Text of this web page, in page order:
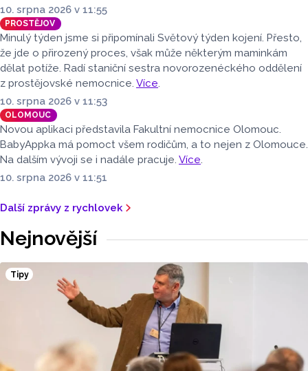
10. srpna 2026 v 11:55
PROSTĚJOV
Minulý týden jsme si připomínali Světový týden kojení. Přesto,
že jde o přirozený proces, však může některým maminkám
dělat potíže. Radí staniční sestra novorozenéckého oddělení
z prostějovské nemocnice. Více.
10. srpna 2026 v 11:53
OLOMOUC
Novou aplikaci představila Fakultní nemocnice Olomouc.
BabyAppka má pomoct všem rodičům, a to nejen z Olomouce.
Na dalším vývoji se i nadále pracuje. Více.
10. srpna 2026 v 11:51
Další zprávy z rychlovek
Nejnovější
Tipy